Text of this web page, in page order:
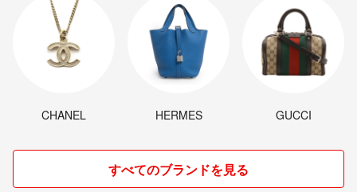
CHANEL HERMES GUCCI
すべてのブランドを見る